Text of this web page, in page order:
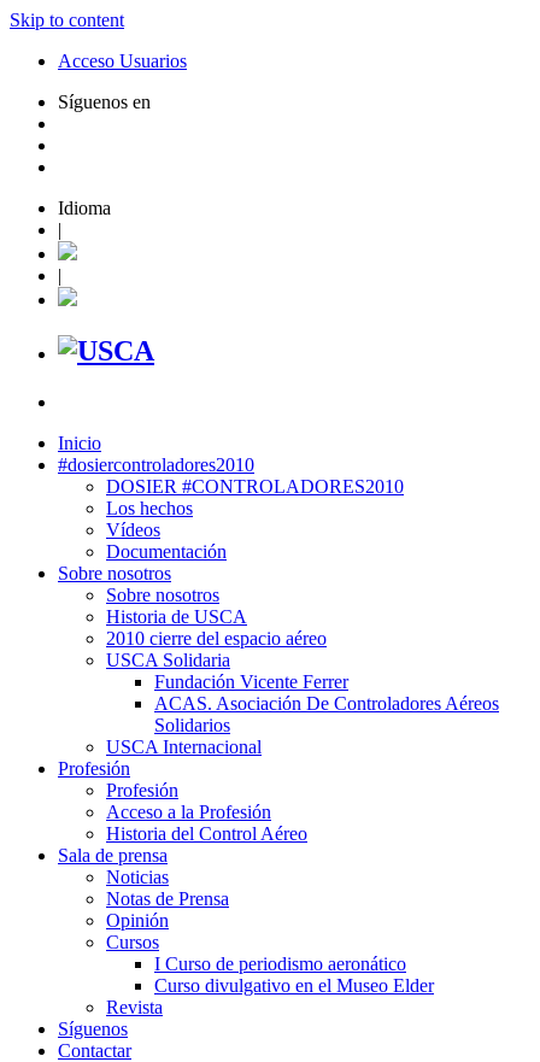
Skip to content
Acceso Usuarios
Síguenos en
Idioma
|
|
Inicio
#dosiercontroladores2010
DOSIER #CONTROLADORES2010
Los hechos
Vídeos
Documentación
Sobre nosotros
Sobre nosotros
Historia de USCA
2010 cierre del espacio aéreo
USCA Solidaria
Fundación Vicente Ferrer
ACAS. Asociación De Controladores Aéreos
Solidarios
USCA Internacional
Profesión
Profesión
Acceso a la Profesión
Historia del Control Aéreo
Sala de prensa
Noticias
Notas de Prensa
Opinión
Cursos
I Curso de periodismo aeronático
Curso divulgativo en el Museo Elder
Revista
Síguenos
Contactar